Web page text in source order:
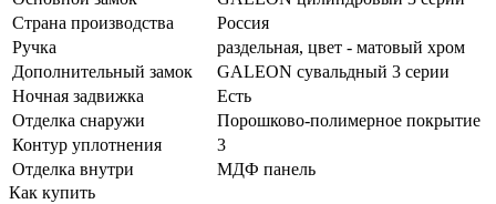
Страна производства
Россия
Ручка
раздельная, цвет - матовый хром
Дополнительный замок
GALEON сувальдный 3 серии
Ночная задвижка
Есть
Отделка снаружи
Порошково-полимерное покрытие
Контур уплотнения
3
Отделка внутри
МДФ панель
Как купить